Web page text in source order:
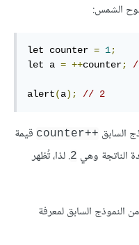
الشمس:
let counter = 1;
let a = ++counter;
alert(a); // 2
السابق ++counter
قيمة
الناتجة وهي 2. لذا، تُظهر
النموذج السابق لمعرفة